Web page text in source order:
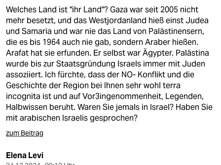
Welches Land ist "ihr Land"? Gaza war seit 2005 nicht
mehr besetzt, und das Westjordanland hieß einst Judea
und Samaria und war nie das Land von Palästinensern,
die es bis 1964 auch nie gab, sondern Araber hießen.
Arafat hat sie erfunden. Er selbst war Ägypter. Palästina
wurde bis zur Staatsgründung Israels immer mit Juden
assoziiert. Ich fürchte, dass der NO- Konflikt und die
Geschichte der Region bei Ihnen sehr wohl terra
incognita ist und auf Vor3ingenommenheit, Legenden,
Halbwissen beruht. Waren Sie jemals in Israel? Haben Sie
mit arabischen Israelis gesprochen?
zum Beitrag
Elena Levi